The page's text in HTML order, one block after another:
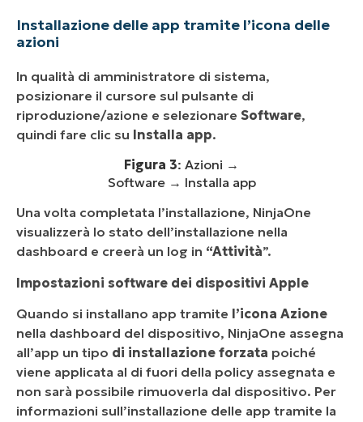
Installazione delle app tramite l’icona delle
azioni
In qualità di amministratore di sistema,
posizionare il cursore sul pulsante di
riproduzione/azione e selezionare Software,
quindi fare clic su Installa app.
Figura 3: Azioni →
Software → Installa app
Una volta completata l’installazione, NinjaOne
visualizzerà lo stato dell’installazione nella
dashboard e creerà un log in “Attività”.
Impostazioni software dei dispositivi Apple
Quando si installano app tramite l’icona Azione
nella dashboard del dispositivo, NinjaOne assegna
all’app un tipo di installazione forzata poiché
viene applicata al di fuori della policy assegnata e
non sarà possibile rimuoverla dal dispositivo. Per
informazioni sull’installazione delle app tramite la